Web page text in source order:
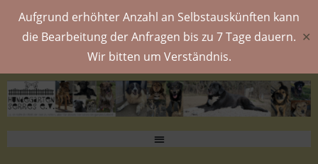
Aufgrund erhöhter Anzahl an Selbstauskünften kann
die Bearbeitung der Anfragen bis zu 7 Tage dauern.
Wir bitten um Verständnis.
✕